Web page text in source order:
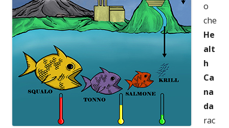
o
che
He
alt
h
Ca
na
da
rac